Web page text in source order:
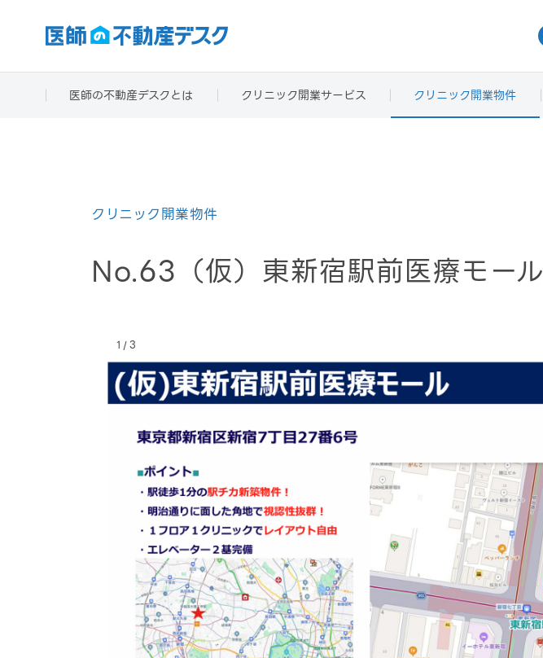
医師の不動産デスクとは クリニック開業サービス クリニック開業物件
クリニック開業物件
No.63（仮）東新宿駅前医療モール
1 /3